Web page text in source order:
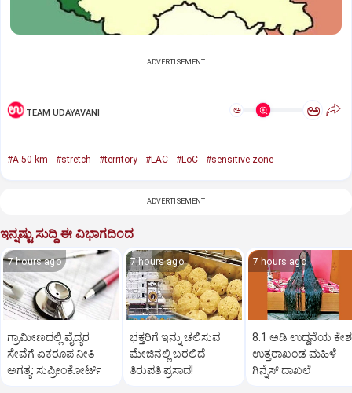
ADVERTISEMENT
TEAM UDAYAVANI ಅ ಅ
#A 50 km #stretch #territory #LAC #LoC #sensitive zone
ADVERTISEMENT
ಇನ್ನಷ್ಟು ಸುದ್ದಿ ಈ ವಿಭಾಗದಿಂದ
7 hours ago
ಗ್ರಾಮೀಣದಲ್ಲಿ ವೈದ್ಯರ
ಸೇವೆಗೆ ಏಕರೂಪ ನೀತಿ
ಅಗತ್ಯ: ಸುಪ್ರೀಂಕೋರ್ಟ್‌
7 hours ago
ಭಕ್ತರಿಗೆ ಇನ್ನು ಚಲಿಸುವ
ಮೇಜಿನಲ್ಲಿ ಬರಲಿದೆ
ತಿರುಪತಿ ಪ್ರಸಾದ!
7 hours ago
8.1 ಅಡಿ ಉದ್ದನೆಯ
ಉತ್ತರಾಖಂಡ ಮಹಿಳೆ
ಗಿನ್ನೆಸ್‌ ದಾಖಲೆ